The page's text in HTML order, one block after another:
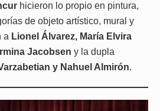
hicieron lo propio en pintura,
de objeto artístico, mural y
a Lionel Álvarez, María Elvira
Jacobsen y la dupla
y Nahuel Almirón.